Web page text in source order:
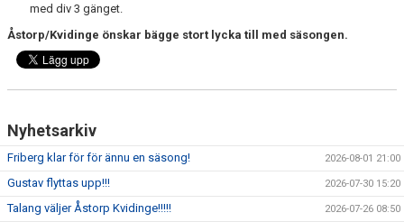
med div 3 gänget.
Åstorp/Kvidinge önskar bägge stort lycka till med säsongen.
Nyhetsarkiv
Friberg klar för för ännu en säsong! 2026-08-01 21:00
Gustav flyttas upp!!! 2026-07-30 15:20
Talang väljer Åstorp Kvidinge!!!!! 2026-07-26 08:50